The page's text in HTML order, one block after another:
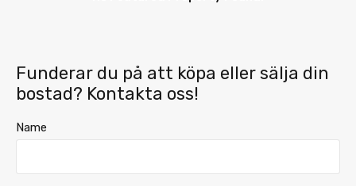
Funderar du på att köpa eller sälja din
bostad? Kontakta oss!
Name